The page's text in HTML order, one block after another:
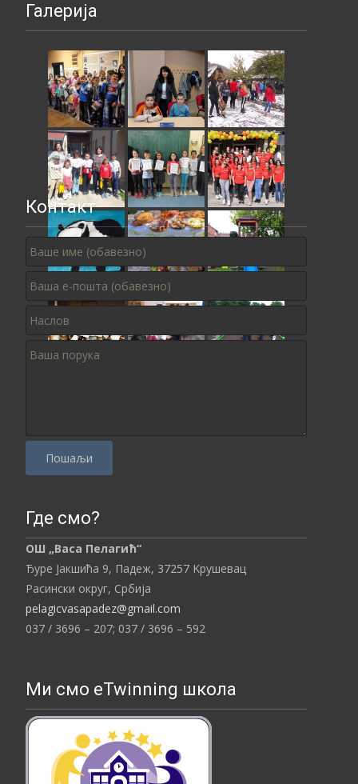
Галерија
Контакт
l
a
s
e
l
e
e
t
h
Где смо?
ОШ „Васа Пелагић“
Ђуре Јакшића 9, Падеж, 37257 Kрушевац
Расински округ, Србија
pelagicvasapadez@gmail.com
037 / 3696 – 207; 037 / 3696 – 592
Ми смо eTwinning школа